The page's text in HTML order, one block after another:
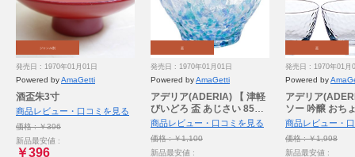
ジャンル別
発売日 : 1970年01月01日
Powered byAmaGetti
酒盃朱3寸
商品レビュー・口コミを見る
価格 : ￥396
新品最安値 :
￥396
盃
発売日 : 1970年01月01日
Powered byAmaGetti
アデリア(ADERIA) 【 津軽
びいどろ 盃 あじさい 85ml
日本製 個箱入 F49783 】 お
ラス ガラス 冷酒 お猪口 酒
商品レビュー・口コミを見る
価格 : ￥1,100
新品最安値 :
盃
発売日 : 1970年01月
Powered by
アデリア
ソー 吟醸 おち
個セット 日本
酒 お猪口 酒器
商品レビュー・
価格 : ￥1,998
新品最安値 :